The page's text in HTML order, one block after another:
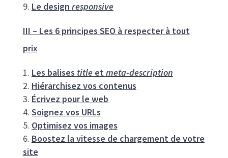
Le design responsive
III – Les 6 principes SEO à respecter à tout
prix
Les balises titleetmeta-description
Hiérarchisez vos contenus
Écrivez pour le web
Soignez vos URLs
Optimisez vos images
Boostez la vitesse de chargement de votre
site